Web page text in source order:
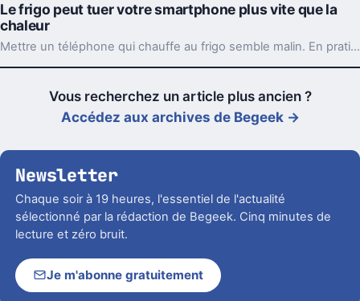
Le frigo peut tuer votre smartphone plus vite que la
chaleur
Mettre un téléphone qui chauffe au frigo semble malin. En pratique, la condensation et le choc thermique peuvent l’abîmer bien plus vite.
Vous recherchez un article plus ancien ?
Accédez aux archives de Begeek →
Newsletter
Chaque soir à 19 heures, l'essentiel de l'actualité
sélectionné par la rédaction de Begeek. Cinq minutes de
lecture et zéro bruit.
Je m'abonne gratuitement